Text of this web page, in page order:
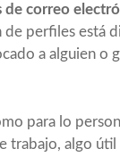
de correo
perfiles está
a alguien o
para lo
trabajo, algo